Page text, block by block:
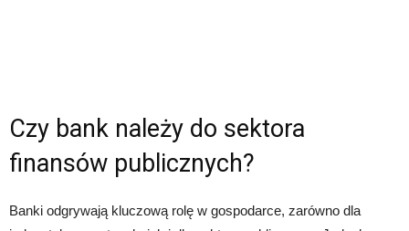
Czy bank należy do sektora
finansów publicznych?
Banki odgrywają kluczową rolę w gospodarce, zarówno dla